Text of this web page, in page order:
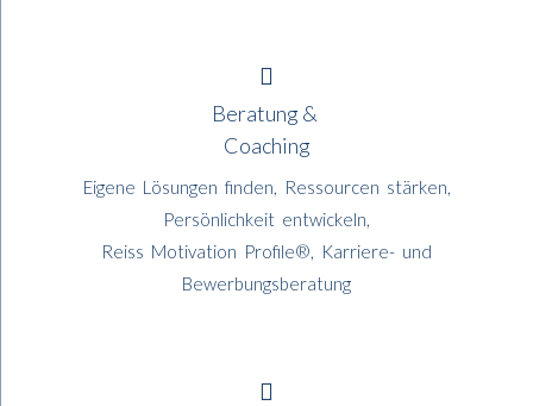
Beratung &
Coaching
Eigene Lösungen finden, Ressourcen stärken,
Persönlichkeit entwickeln,
Reiss Motivation Profile®, Karriere- und
Bewerbungsberatung